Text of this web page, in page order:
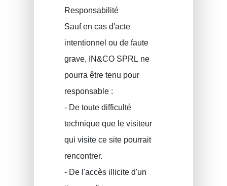
Responsabilité
Sauf en cas d'acte
intentionnel ou de faute
grave, IN&CO SPRL ne
pourra être tenu pour
responsable :
- De toute difficulté
technique que le visiteur
qui visite ce site pourrait
rencontrer.
- De l'accès illicite d'un